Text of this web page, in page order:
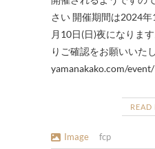
さい 開催期間は2024
月10日(日)夜になりま
りご確認をお願いいた
yamanakako.com/
READ
Image fcp